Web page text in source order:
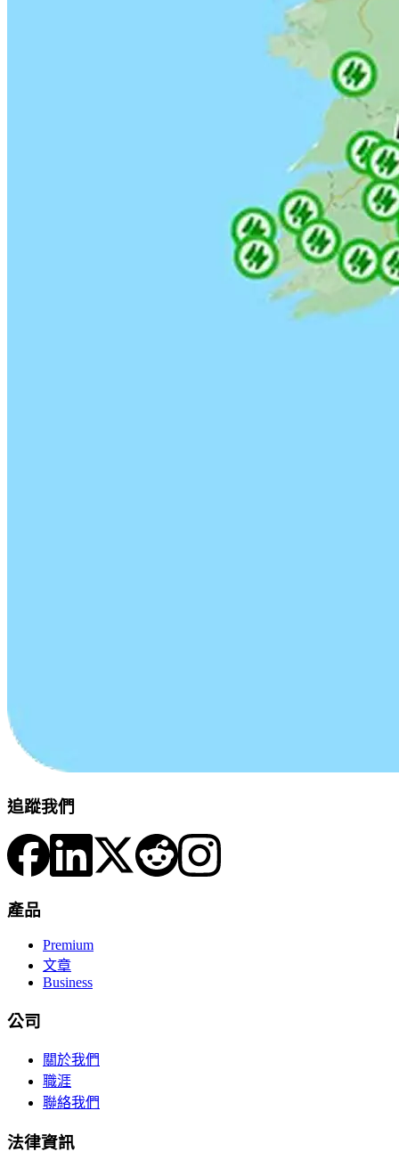
追蹤我們
產品
Premium
文章
Business
公司
關於我們
職涯
聯絡我們
法律資訊